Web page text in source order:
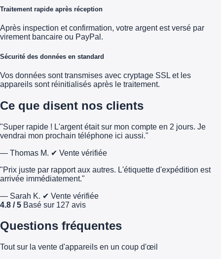
Traitement rapide après réception
Après inspection et confirmation, votre argent est versé par
virement bancaire ou PayPal.
Sécurité des données en standard
Vos données sont transmises avec cryptage SSL et les
appareils sont réinitialisés après le traitement.
Ce que disent nos clients
"Super rapide ! L'argent était sur mon compte en 2 jours. Je
vendrai mon prochain téléphone ici aussi."
— Thomas M. ✔ Vente vérifiée
"Prix juste par rapport aux autres. L'étiquette d'expédition est
arrivée immédiatement."
— Sarah K. ✔ Vente vérifiée
4.8 / 5 Basé sur 127 avis
Questions fréquentes
Tout sur la vente d'appareils en un coup d'œil